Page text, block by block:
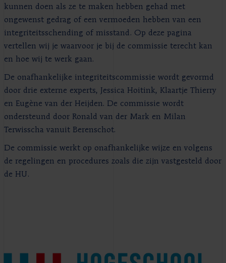
kunnen doen als ze te maken hebben gehad met
ongewenst gedrag of een vermoeden hebben van een
integriteitsschending of misstand. Op deze pagina
vertellen wij je waarvoor je bij de commissie terecht kan
en hoe wij te werk gaan.
De onafhankelijke integriteitscommissie wordt gevormd
door drie externe experts, Jessica Hoitink, Klaartje Thierry
en Eugène van der Heijden. De commissie wordt
ondersteund door Ronald van der Mark en Milan
Terwisscha vanuit Berenschot.
De commissie werkt op onafhankelijke wijze en volgens
de regelingen en procedures zoals die zijn vastgesteld door
de HU.